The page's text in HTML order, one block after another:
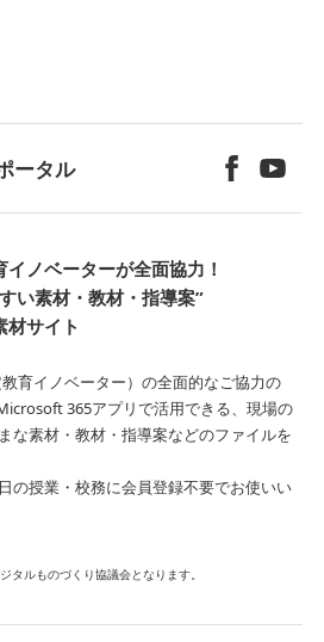
ータル
ノベーターが全面協力！
い素材・教材・指導案”
材サイト
育イノベーター）の全面的なご協力の
365アプリで活用できる、 現場の
な素材・教材・指導案などのファイルを
の授業・校務に会員登録不要でお使いい
ルものづくり協議会となります。